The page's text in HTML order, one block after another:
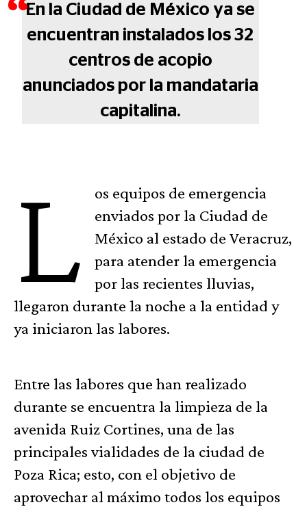
En la Ciudad de México ya se
encuentran instalados los 32
centros de acopio
anunciados por la mandataria
capitalina.
L
os equipos de emergencia
enviados por la Ciudad de
México al estado de Veracruz,
para atender la emergencia
por las recientes lluvias,
llegaron durante la noche a la entidad y
ya iniciaron las labores.
Entre las labores que han realizado
durante se encuentra la limpieza de la
avenida Ruiz Cortines, una de las
principales vialidades de la ciudad de
Poza Rica; esto, con el objetivo de
aprovechar al máximo todos los equipos